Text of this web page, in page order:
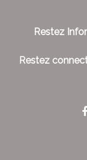
Restez
Restez